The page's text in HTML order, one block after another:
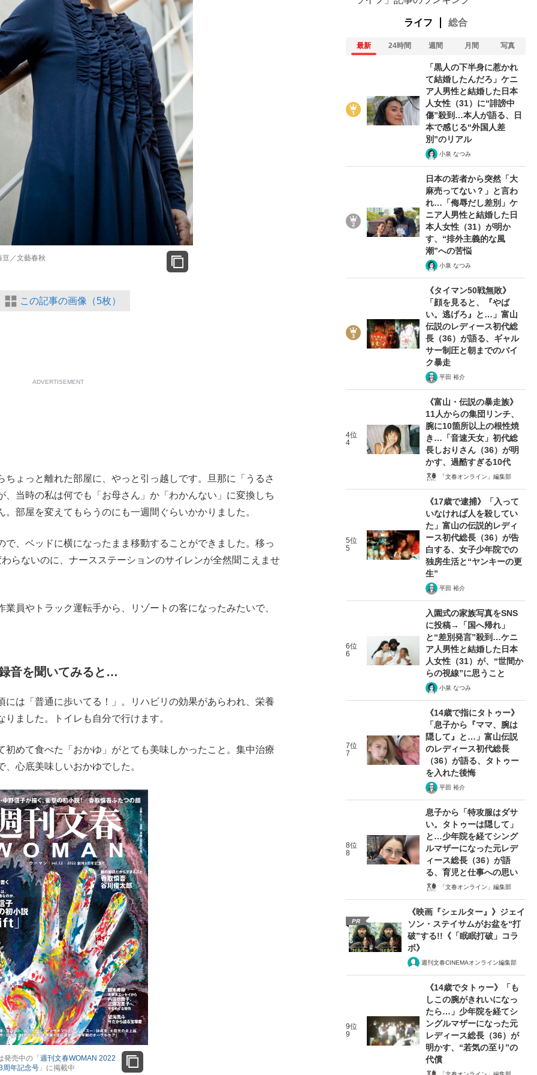
明かした日本代表監督に...
もっと見る
／文藝春秋
この記事の画像（5枚）
ADVERTISEMENT
ょっと離れた部屋に、やっと引っ越しです。旦那に「うるさ
当時の私は何でも「お母さん」か「わかんない」に変換しち
部屋を変えてもらうのにも一週間ぐらいかかりました。
、ベッドに横になったまま移動することができました。移っ
らないのに、ナースステーションのサイレンが全然聞こえませ
員やトラック運転手から、リゾートの客になったみたいで、
音を聞いてみると…
は「普通に歩いてる！」。リハビリの効果があらわれ、栄養
ました。トイレも自分で行けます。
めて食べた「おかゆ」がとても美味しかったこと。集中治療
心底美味しいおかゆでした。
発売中の「週刊文春WOMAN 2022
周年記念号 」に掲載中
ライフ 総合
最新 24時間 週間 月間 写真
「黒人の下半身に惹かれ
て結婚したんだろ」ケニ
ア人男性と結婚した日本
人女性（31）に“誹謗中
傷”殺到…本人が語る、日
本で感じる“外国人差
別”のリアル
小泉 なつみ
日本の若者から突然「大
麻売ってない？」と言わ
れ…「侮辱だし差別」ケ
ニア人男性と結婚した日
本人女性（31）が明か
す、“排外主義的な風
潮”への苦悩
小泉 なつみ
《タイマン50戦無敗》
「顔を見ると、『やば
い。逃げろ』と…」富山
伝説のレディース初代総
長（36）が語る、ギャル
サー制圧と朝までのバイ
ク暴走
平田 裕介
4位
4
《富山・伝説の暴走族》
11人からの集団リンチ、
腕に10箇所以上の根性焼
き…「音速天女」初代総
長しおりさん（36）が明
かす、過酷すぎる10代
「文春オンライン」編集部
5位
5
《17歳で逮捕》「入って
いなければ人を殺してい
た」富山の伝説的レディ
ース初代総長（36）が告
白する、女子少年院での
独房生活と“ヤンキーの更
生”
平田 裕介
6位
6
入園式の家族写真をSNS
に投稿→「国へ帰れ」
と“差別発言”殺到…ケニ
ア人男性と結婚した日本
人女性（31）が、“世間か
らの視線”に思うこと
小泉 なつみ
7位
7
《14歳で指にタトゥー》
「息子から『ママ、腕は
隠して』と…」富山伝説
のレディース初代総長
（36）が語る、タトゥー
を入れた後悔
平田 裕介
8位
8
息子から「特攻服はダサ
い。タトゥーは隠して」
と…少年院を経てシング
ルマザーになった元レデ
ィース総長（36）が語
る、育児と仕事への思い
「文春オンライン」編集部
PR
《映画『シェルター』》ジェイ
ソン・ステイサムがお盆を“打
破”する!!《「眠眠打破」コラ
ボ》
週刊文春CINEMAオンライン編集部
9位
9
《14歳でタトゥー》「も
しこの腕がきれいになっ
たら…」少年院を経てシ
ングルマザーになった元
レディース総長（36）が
明かす、“若気の至り”の
代償